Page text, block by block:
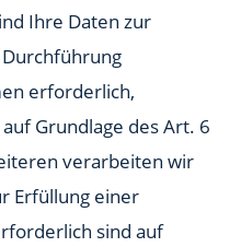
Ihre Daten zur
erforderlich,
Grundlage des Art. 6
verarbeiten wir
Erfüllung einer
sind auf